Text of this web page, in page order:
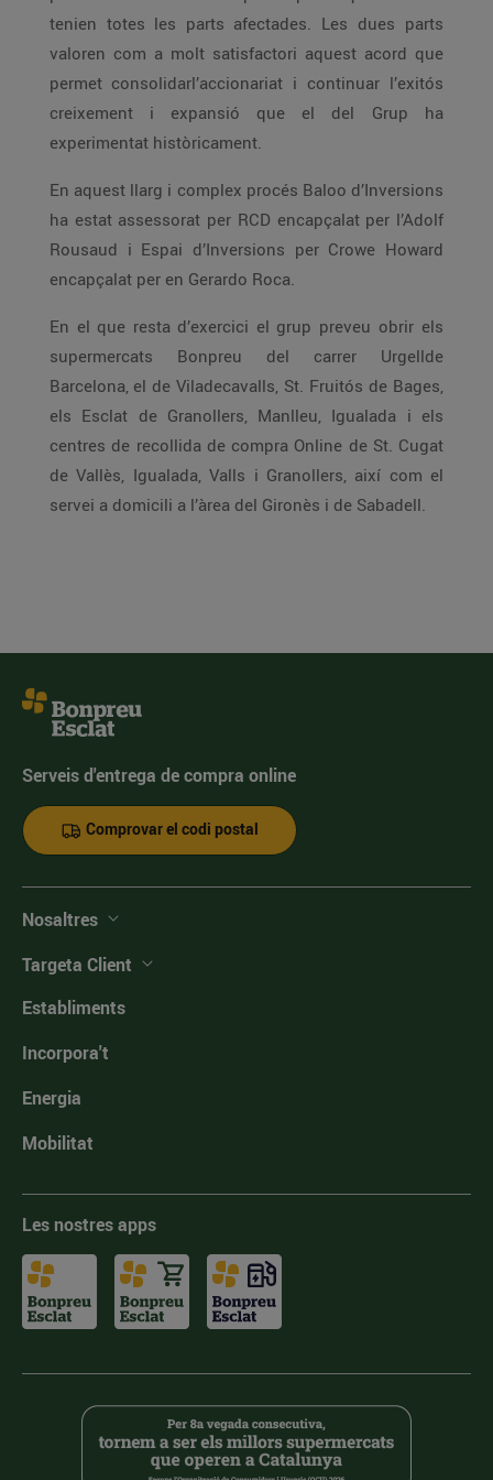
tenien totes les parts afectades. Les dues parts
valoren com a molt satisfactori aquest acord que
permet consolidarl’accionariat i continuar l’exitós
creixement i expansió que el del Grup ha
experimentat històricament.
En aquest llarg i complex procés Baloo d’Inversions
ha estat assessorat per RCD encapçalat per l’Adolf
Rousaud i Espai d’Inversions per Crowe Howard
encapçalat per en Gerardo Roca.
En el que resta d’exercici el grup preveu obrir els
supermercats Bonpreu del carrer Urgellde
Barcelona, el de Viladecavalls, St. Fruitós de Bages,
els Esclat de Granollers, Manlleu, Igualada i els
centres de recollida de compra Online de St. Cugat
de Vallès, Igualada, Valls i Granollers, així com el
servei a domicili a l’àrea del Gironès i de Sabadell.
Serveis d'entrega de compra online
Comprovar el codi postal
Nosaltres
Targeta Client
Establiments
Incorpora't
Energia
Mobilitat
Les nostres apps